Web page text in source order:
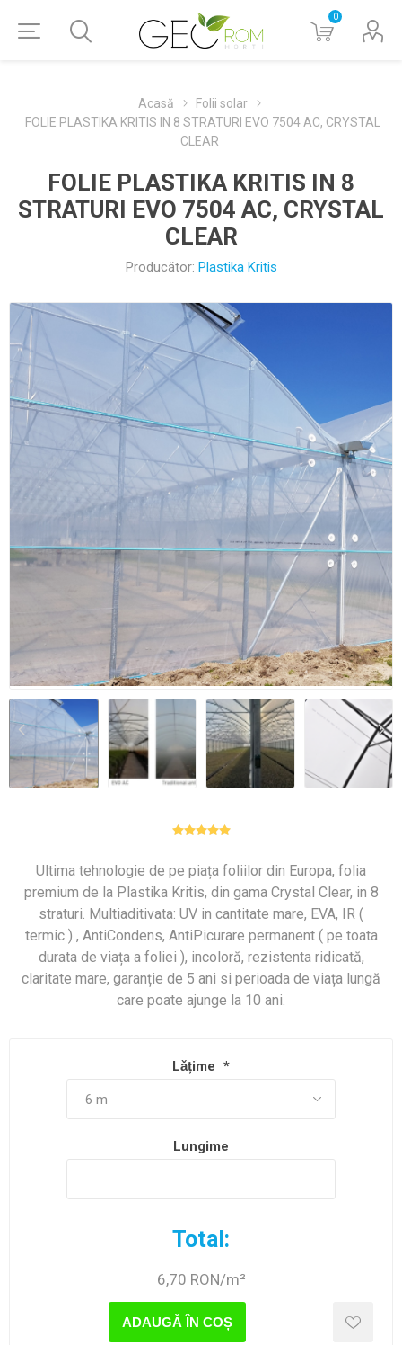
0
Acasă
Folii solar
FOLIE PLASTIKA KRITIS IN 8 STRATURI EVO 7504 AC, CRYSTAL
CLEAR
FOLIE PLASTIKA KRITIS IN 8
STRATURI EVO 7504 AC, CRYSTAL
CLEAR
Producător: Plastika Kritis
Ultima tehnologie de pe piața foliilor din Europa, folia
premium de la Plastika Kritis, din gama Crystal Clear, in 8
straturi. Multiaditivata: UV in cantitate mare, EVA, IR (
termic ) , AntiCondens, AntiPicurare permanent ( pe toata
durata de viața a foliei ), incoloră, rezistenta ridicată,
claritate mare, garanție de 5 ani si perioada de viața lungă
care poate ajunge la 10 ani.
Lǎțime *
Lungime
Total:
6,70 RON/m²
ADAUGĂ ÎN COȘ